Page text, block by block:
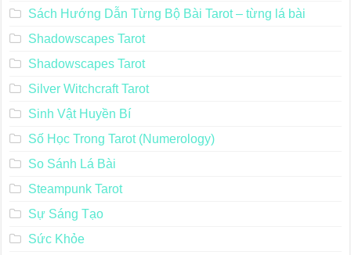
Sách Hướng Dẫn Từng Bộ Bài Tarot – từng lá bài
Shadowscapes Tarot
Shadowscapes Tarot
Silver Witchcraft Tarot
Sinh Vật Huyền Bí
Số Học Trong Tarot (Numerology)
So Sánh Lá Bài
Steampunk Tarot
Sự Sáng Tạo
Sức Khỏe